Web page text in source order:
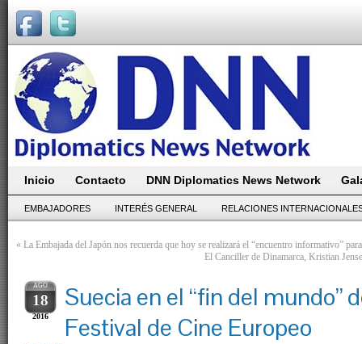
Inicio Contacto DNN Diplomatics News Network
EMBAJADORES INTERÉS GENERAL RELACIONES
« La Embajada del Japón nos recuerda que hoy se realizará el “encuentro informativo”
El Canciller de Dinamarca, Kristian
AGO
18
2016
Suecia en el “fin del mundo”
Festival de Cine Europeo